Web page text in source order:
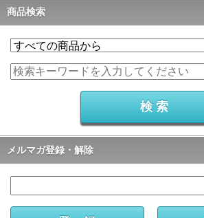
商品検索
メルマガ登録・解除